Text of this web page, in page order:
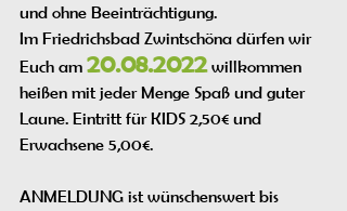
und ohne Beeinträchtigung.
Im Friedrichsbad Zwintschöna dürfen wir
Euch am 20.08.2022 willkommen
heißen mit jeder Menge Spaß und guter
Laune. Eintritt für KIDS 2,50€ und
Erwachsene 5,00€.
ANMELDUNG ist wünschenswert bis